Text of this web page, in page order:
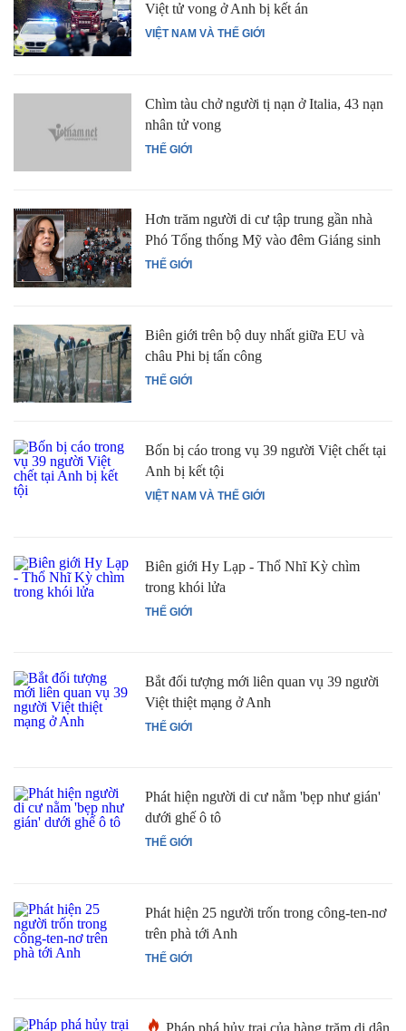
VIỆT NAM VÀ THẾ GIỚI
Việt tử vong ở Anh bị kết án
THẾ GIỚI
Chìm tàu chở người tị nạn ở Italia, 43 nạn
nhân tử vong
THẾ GIỚI
Hơn trăm người di cư tập trung gần nhà
Phó Tổng thống Mỹ vào đêm Giáng sinh
THẾ GIỚI
Biên giới trên bộ duy nhất giữa EU và
châu Phi bị tấn công
VIỆT NAM VÀ THẾ GIỚI
Bốn bị cáo trong vụ 39 người Việt chết tại
Anh bị kết tội
THẾ GIỚI
Biên giới Hy Lạp - Thổ Nhĩ Kỳ chìm
trong khói lửa
THẾ GIỚI
Bắt đối tượng mới liên quan vụ 39 người
Việt thiệt mạng ở Anh
THẾ GIỚI
Phát hiện người di cư nằm 'bẹp như gián'
dưới ghế ô tô
THẾ GIỚI
Phát hiện 25 người trốn trong công-ten-nơ
trên phà tới Anh